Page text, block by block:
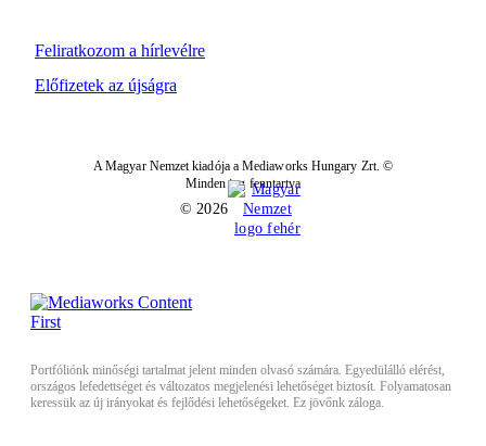
Feliratkozom a hírlevélre
Előfizetek az újságra
A Magyar Nemzet kiadója a Mediaworks Hungary Zrt. ©
Minden jog fenntartva
© 2026
Portfóliónk minőségi tartalmat jelent minden olvasó számára. Egyedülálló elérést,
országos lefedettséget és változatos megjelenési lehetőséget biztosít. Folyamatosan
keressük az új irányokat és fejlődési lehetőségeket. Ez jövőnk záloga.